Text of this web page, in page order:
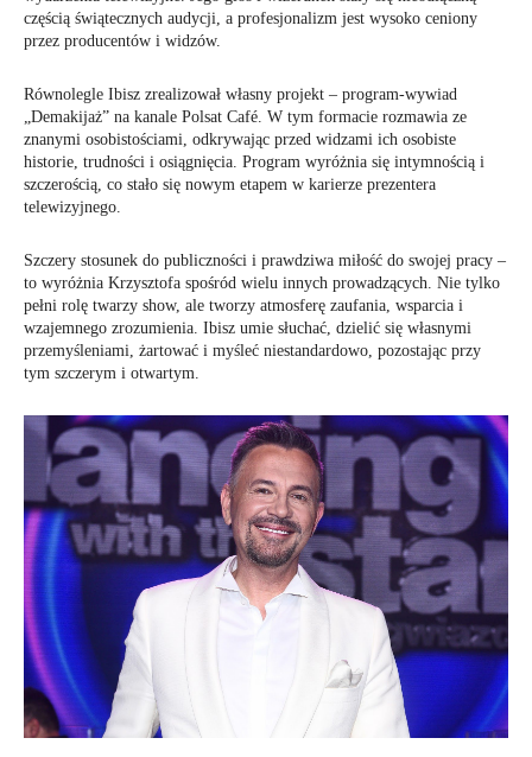
częścią świątecznych audycji, a profesjonalizm jest wysoko ceniony
przez producentów i widzów.
Równolegle Ibisz zrealizował własny projekt – program-wywiad
„Demakijaż” na kanale Polsat Café. W tym formacie rozmawia ze
znanymi osobistościami, odkrywając przed widzami ich osobiste
historie, trudności i osiągnięcia. Program wyróżnia się intymnością i
szczerością, co stało się nowym etapem w karierze prezentera
telewizyjnego.
Szczery stosunek do publiczności i prawdziwa miłość do swojej pracy –
to wyróżnia Krzysztofa spośród wielu innych prowadzących. Nie tylko
pełni rolę twarzy show, ale tworzy atmosferę zaufania, wsparcia i
wzajemnego zrozumienia. Ibisz umie słuchać, dzielić się własnymi
przemyśleniami, żartować i myśleć niestandardowo, pozostając przy
tym szczerym i otwartym.